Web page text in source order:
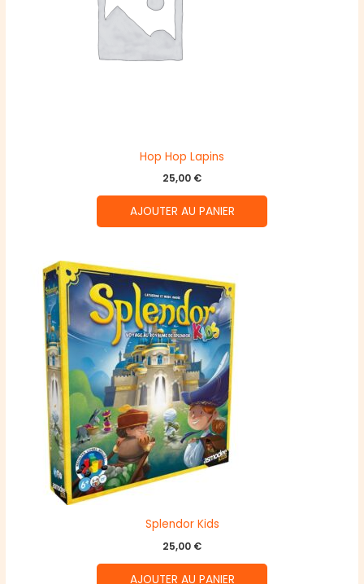
Hop Hop Lapins
25,00 €
AJOUTER AU PANIER
Splendor Kids
25,00 €
AJOUTER AU PANIER